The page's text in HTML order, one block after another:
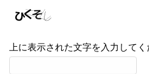
上に表示された文字を入力してく